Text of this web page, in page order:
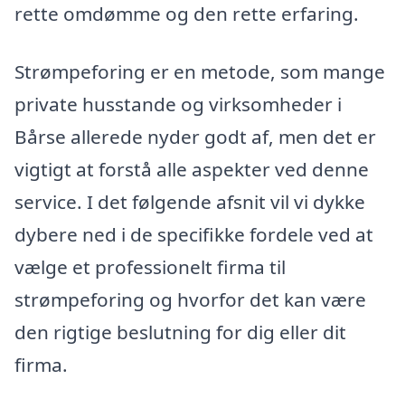
rette omdømme og den rette erfaring.
Strømpeforing er en metode, som mange
private husstande og virksomheder i
Bårse allerede nyder godt af, men det er
vigtigt at forstå alle aspekter ved denne
service. I det følgende afsnit vil vi dykke
dybere ned i de specifikke fordele ved at
vælge et professionelt firma til
strømpeforing og hvorfor det kan være
den rigtige beslutning for dig eller dit
firma.